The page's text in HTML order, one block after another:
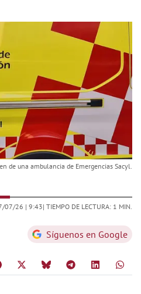
de una ambulancia de Emergencias Sacyl.
07/26 | 9:43| TIEMPO DE LECTURA: 1 MIN.
Síguenos en Google